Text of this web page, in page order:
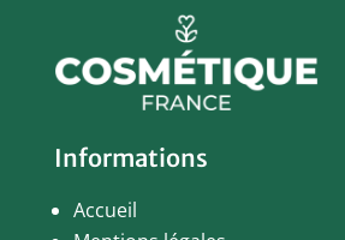
Informations
Accueil